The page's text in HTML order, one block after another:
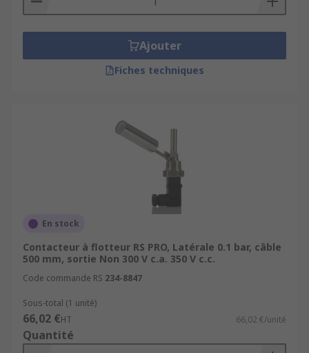
Ajouter
Fiches techniques
En stock
Contacteur à flotteur RS PRO, Latérale 0.1 bar, câble
500 mm, sortie Non 300 V c.a. 350 V c.c.
Code commande RS 234-8847
Sous-total (1 unité)
66,02 €HT 66,02 €/unité
Quantité